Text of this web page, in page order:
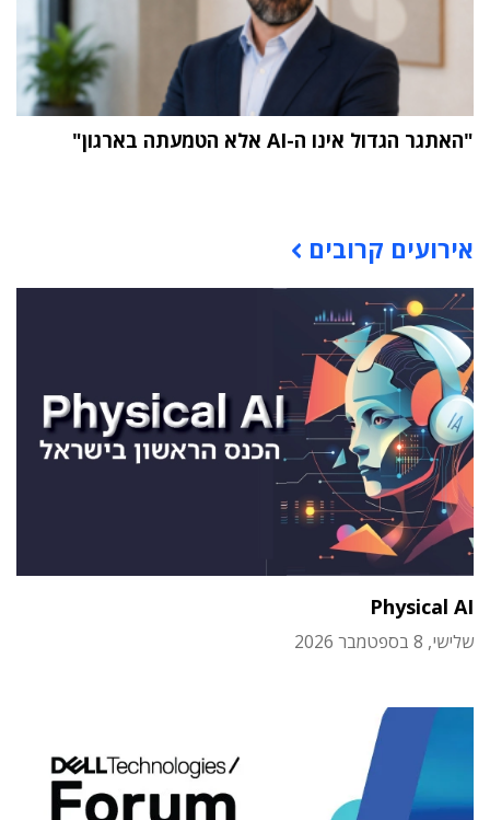
"האתגר הגדול אינו ה-AI אלא הטמעתה בארגון"
אירועים קרובים
Physical AI
שלישי, 8 בספטמבר 2026